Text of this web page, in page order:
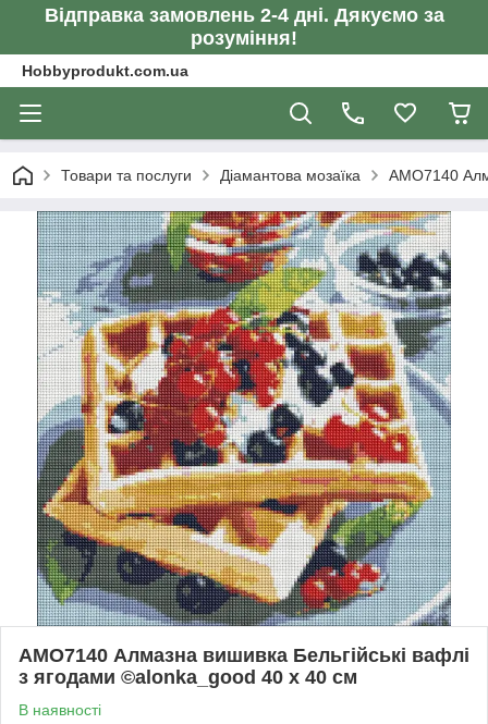
Відправка замовлень 2-4 дні. Дякуємо за
розуміння!
Hobbyprodukt.com.ua
Товари та послуги Діамантова мозаїка AMO7140
AMO7140 Алмазна вишивка Бельгійські вафлі
з ягодами ©alonka_good 40 х 40 см
В наявності